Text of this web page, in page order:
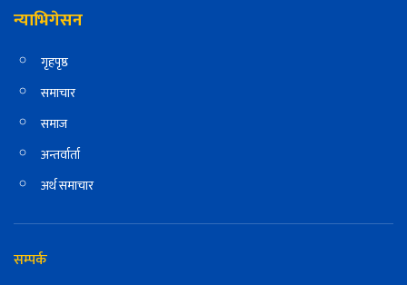
न्याभिगेसन
गृहपृष्ठ
समाचार
समाज
अन्तर्वार्ता
अर्थ समाचार
सम्पर्क